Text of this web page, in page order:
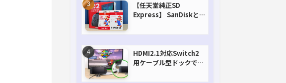
【任天堂純正SD
Express】 SanDiskと
HDMI2.1対応Switch2
用ケーブル型ドックで省